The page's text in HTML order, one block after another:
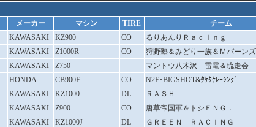
メーカー マシン TIRE
チーム
KAWASAKI KZ900 CO
るりあんりＲａｃｉｎｇ
KAWASAKI Z1000R CO
狩野塾＆みどり一族＆Ｍバーンズ
KAWASAKI Z750
マントウ八木沢 雷電＆琉走会
HONDA CB900F CO
N2F･BIGSHOT&ﾀｹﾀｹﾚｰｼﾝｸﾞ
KAWASAKI KZ1000 DL
ＲＡＳＨ
KAWASAKI Z900 CO
唐草帝国軍＆トシＥＮＧ．
KAWASAKI KZ1000J DL
ＧＲＥＥＮ ＲＡＣＩＮＧ